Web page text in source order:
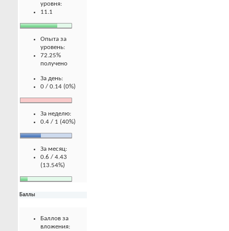
уровня:
11.1
Опыта за
уровень:
72.25%
получено
За день:
0 / 0.14 (0%)
За неделю:
0.4 / 1 (40%)
За месяц:
0.6 / 4.43
(13.54%)
Баллы
Баллов за
вложения: